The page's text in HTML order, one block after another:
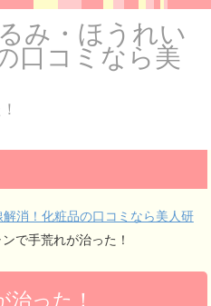
み・ほうれい
口コミなら美
消！化粧品の口コミなら美人研
で手荒れが治った！
った！